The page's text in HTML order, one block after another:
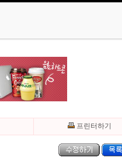
프린터하기